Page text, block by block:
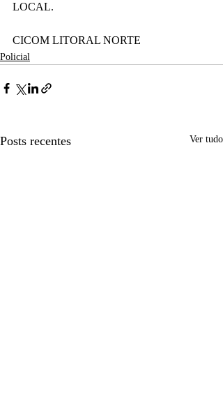
LOCAL.
CICOM LITORAL NORTE
Policial
Posts recentes Ver tudo